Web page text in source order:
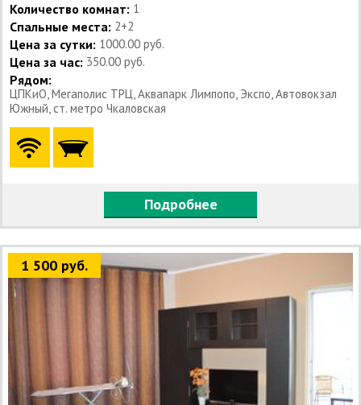
Количество комнат: 1
Спальные места: 2+2
Цена за сутки: 1000.00 руб.
Цена за час: 350.00 руб.
Рядом:
ЦПКиО, Мегаполис ТРЦ, Аквапарк Лимпопо, Экспо, Автовокзал
Южный, ст. метро Чкаловская
Подробнее
1 500 руб.